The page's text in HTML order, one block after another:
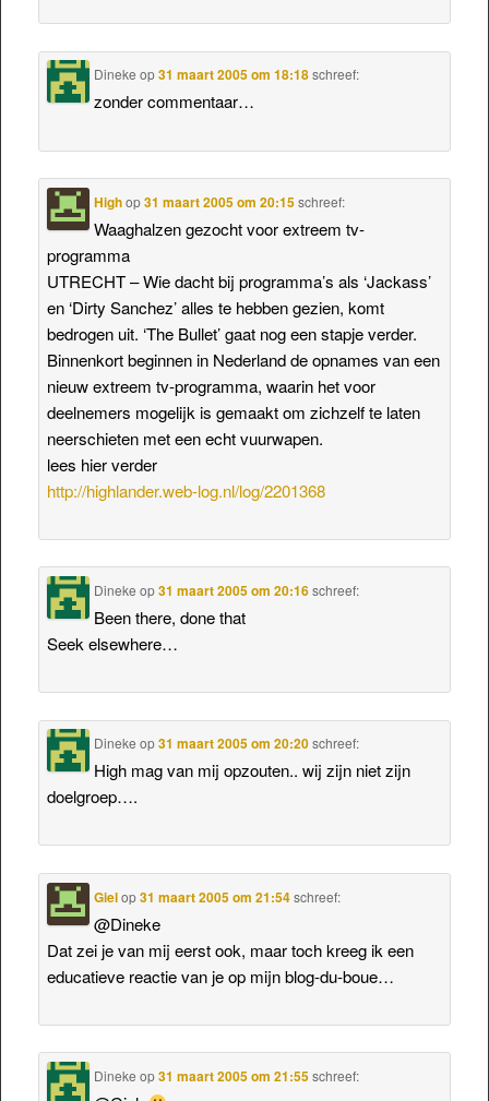
Dineke op31 maart 2005 om 18:18 schreef:
zonder commentaar…
Highop31 maart 2005 om 20:15 schreef:
Waaghalzen gezocht voor extreem tv-
programma
UTRECHT – Wie dacht bij programma’s als ‘Jackass’
en ‘Dirty Sanchez’ alles te hebben gezien, komt
bedrogen uit. ‘The Bullet’ gaat nog een stapje verder.
Binnenkort beginnen in Nederland de opnames van een
nieuw extreem tv-programma, waarin het voor
deelnemers mogelijk is gemaakt om zichzelf te laten
neerschieten met een echt vuurwapen.
lees hier verder
http://highlander.web-log.nl/log/2201368
Dineke op31 maart 2005 om 20:16 schreef:
Been there, done that
Seek elsewhere…
Dineke op31 maart 2005 om 20:20 schreef:
High mag van mij opzouten.. wij zijn niet zijn
doelgroep….
Gielop31 maart 2005 om 21:54 schreef:
@Dineke
Dat zei je van mij eerst ook, maar toch kreeg ik een
educatieve reactie van je op mijn blog-du-boue…
Dineke op31 maart 2005 om 21:55 schreef: